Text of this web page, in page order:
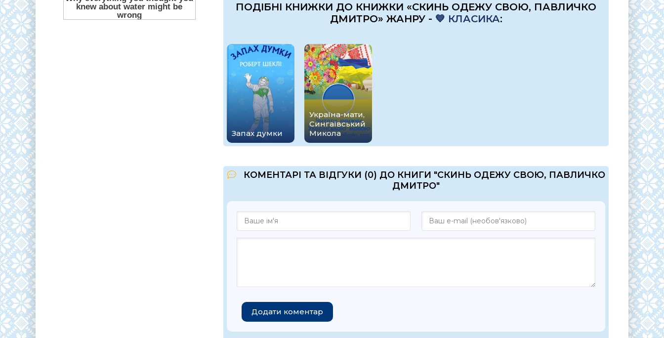
ПОДІБНІ КНИЖКИ ДО КНИЖКИ «СКИНЬ ОДЕЖУ СВОЮ, ПАВЛИЧКО
ДМИТРО» ЖАНРУ - 💙 КЛАСИКА:
Запах думки
Україна-мати,
Сингаївський
Микола
КОМЕНТАРІ ТА ВІДГУКИ (0) ДО КНИГИ "СКИНЬ ОДЕЖУ СВОЮ, ПАВЛИЧКО
ДМИТРО"
Додати коментар